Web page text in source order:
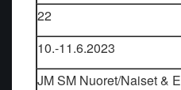
22
10.-11.6.2023
JM SM Nuoret/Naiset &